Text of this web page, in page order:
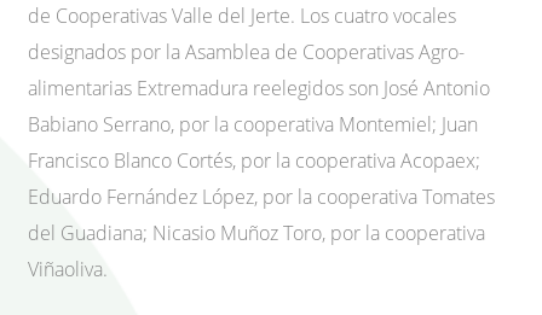
de Cooperativas Valle del Jerte. Los cuatro vocales
designados por la Asamblea de Cooperativas Agro-
alimentarias Extremadura reelegidos son José Antonio
Babiano Serrano, por la cooperativa Montemiel; Juan
Francisco Blanco Cortés, por la cooperativa Acopaex;
Eduardo Fernández López, por la cooperativa Tomates
del Guadiana; Nicasio Muñoz Toro, por la cooperativa
Viñaoliva.